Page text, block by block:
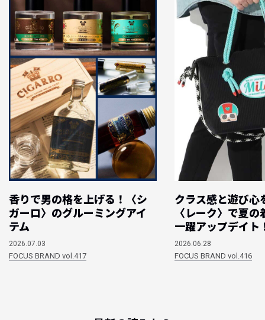
香りで男の格を上げる！〈シ
ガーロ〉のグルーミングアイ
テム
2026.07.03
FOCUS BRAND vol.417
クラス感と遊び心
〈レーク〉で夏
一躍アップデイト
2026.06.28
FOCUS BRAND vol.416